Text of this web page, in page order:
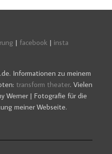
| facebook | insta
Informationen zu meinem
transform theater. Vielen
Werner | Fotografie für die
meiner Webseite.